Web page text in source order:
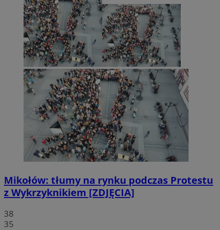
Mikołów: tłumy na rynku podczas Protestu
z Wykrzyknikiem [ZDJĘCIA]
38
35